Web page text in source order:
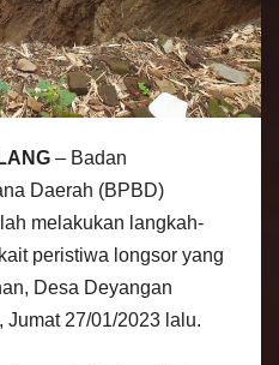
– Badan
Daerah (BPBD)
melakukan langkah-
peristiwa longsor yang
Desa Deyangan
Jumat 27/01/2023 lalu.